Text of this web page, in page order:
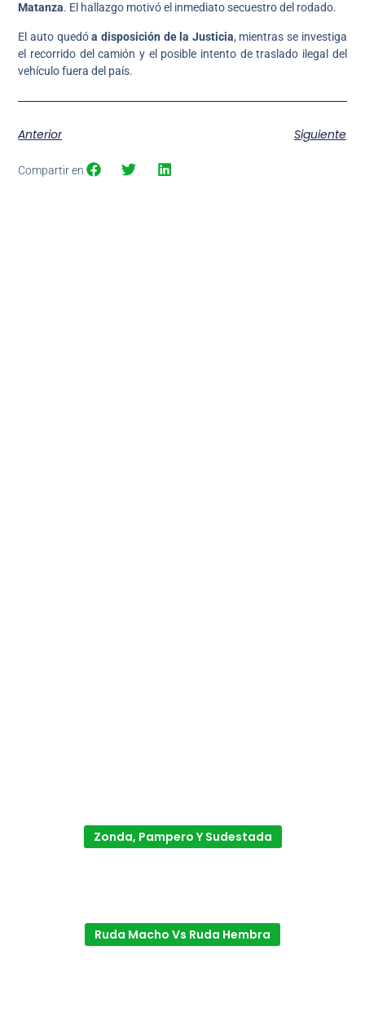
Matanza. El hallazgo motivó el inmediato secuestro del rodado.
El auto quedóa disposición de la Justicia, mientras se investiga
el recorrido del camión y el posible intento de traslado ilegal del
vehículo fuera del país.
Anterior Siguiente
Compartir en
Zonda, Pampero Y Sudestada
Ruda Macho Vs Ruda Hembra